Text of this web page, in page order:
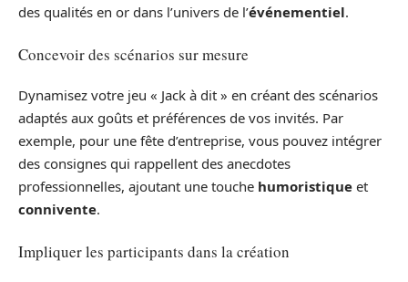
des qualités en or dans l’univers de l’événementiel.
Concevoir des scénarios sur mesure
Dynamisez votre jeu « Jack à dit » en créant des scénarios
adaptés aux goûts et préférences de vos invités. Par
exemple, pour une fête d’entreprise, vous pouvez intégrer
des consignes qui rappellent des anecdotes
professionnelles, ajoutant une touche humoristique et
connivente.
Impliquer les participants dans la création